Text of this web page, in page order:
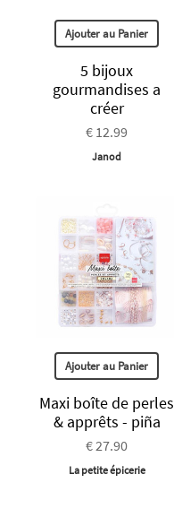
Ajouter au Panier
5 bijoux
gourmandises a
créer
€ 12.99
Janod
Ajouter au Panier
Maxi boîte de perles
& apprêts - piña
€ 27.90
La petite épicerie